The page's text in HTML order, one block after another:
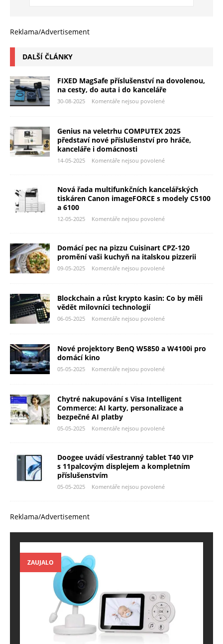
Reklama/Advertisement
DALŠÍ ČLÁNKY
FIXED MagSafe příslušenství na dovolenou,
na cesty, do auta i do kanceláře
30-08-2025 Komentáře nejsou povolené
Genius na veletrhu COMPUTEX 2025
představí nové příslušenství pro hráče,
kanceláře i domácnosti
14-05-2025 Komentáře nejsou povolené
Nová řada multifunkčních kancelářských
tiskáren Canon imageFORCE s modely C5100
a 6100
12-05-2025 Komentáře nejsou povolené
Domácí pec na pizzu Cuisinart CPZ-120
promění vaši kuchyň na italskou pizzerii
09-05-2025 Komentáře nejsou povolené
Blockchain a růst krypto kasin: Co by měli
vědět milovníci technologií
06-05-2025 Komentáře nejsou povolené
Nové projektory BenQ W5850 a W4100i pro
domácí kino
05-05-2025 Komentáře nejsou povolené
Chytré nakupování s Visa Intelligent
Commerce: AI karty, personalizace a
bezpečné AI platby
05-05-2025 Komentáře nejsou povolené
Doogee uvádí všestranný tablet T40 VIP
s 11palcovým displejem a kompletním
příslušenstvím
05-05-2025 Komentáře nejsou povolené
Reklama/Advertisement
ZAUJALO